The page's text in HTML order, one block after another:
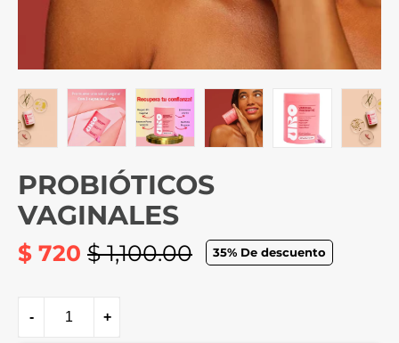
PROBIÓTICOS
VAGINALES
$ 720 $ 1,100.00
Precio
35% De descuento
+
-